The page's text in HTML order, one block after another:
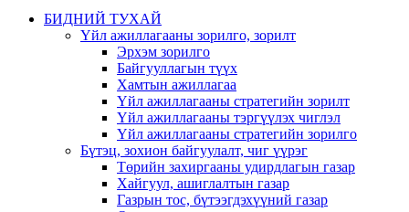
БИДНИЙ ТУХАЙ
Үйл ажиллагааны зорилго, зорилт
Эрхэм зорилго
Байгууллагын түүх
Хамтын ажиллагаа
Үйл ажиллагааны стратегийн зорилт
Үйл ажиллагааны тэргүүлэх чиглэл
Үйл ажиллагааны стратегийн зорилго
Бүтэц, зохион байгуулалт, чиг үүрэг
Төрийн захиргааны удирдлагын газар
Хайгуул, ашиглалтын газар
Газрын тос, бүтээгдэхүүний газар